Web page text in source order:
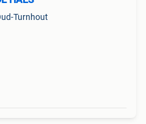
Turnhout